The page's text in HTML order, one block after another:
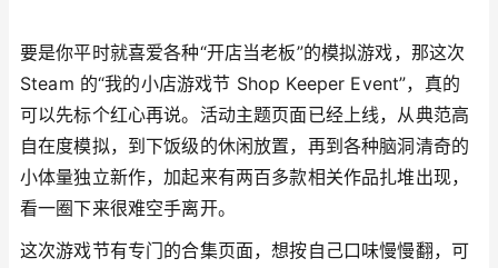
要是你平时就喜爱各种“开店当老板”的模拟游戏，那这次
Steam 的“我的小店游戏节 Shop Keeper Event”，真的
可以先标个红心再说。活动主题页面已经上线，从典范高
自在度模拟，到下饭级的休闲放置，再到各种脑洞清奇的
小体量独立新作，加起来有两百多款相关作品扎堆出现，
看一圈下来很难空手离开。
这次游戏节有专门的合集页面，想按自己口味慢慢翻，可